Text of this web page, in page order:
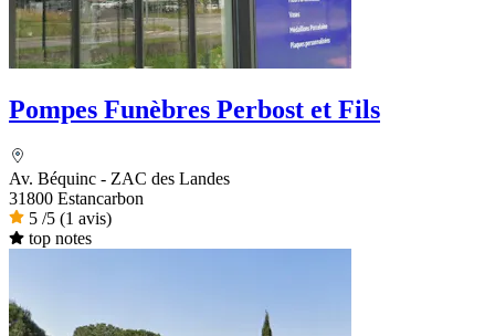
Pompes Funèbres Perbost et Fils
Av. Béquinc - ZAC des Landes
31800 Estancarbon
5 /5 (1 avis)
top notes